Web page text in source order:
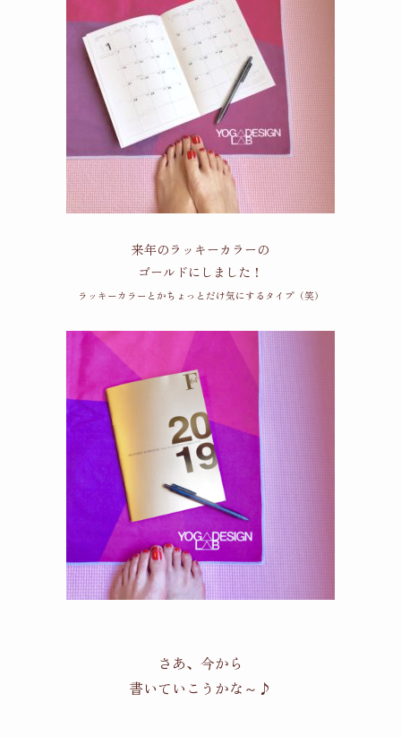
来年のラッキーカラーの
ゴールドにしました！
ラッキーカラーとかちょっとだけ気にするタイプ（笑）
さあ、今から
書いていこうかな～♪